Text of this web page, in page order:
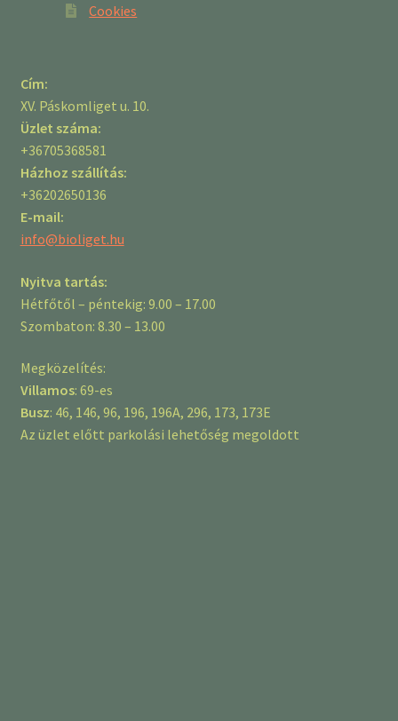
Cookies
Cím:
XV. Páskomliget u. 10.
Üzlet száma:
+36705368581
Házhoz szállítás:
+36202650136
E-mail:
info@bioliget.hu
Nyitva tartás:
Hétfőtől – péntekig: 9.00 – 17.00
Szombaton: 8.30 – 13.00
Megközelítés:
Villamos: 69-es
Busz: 46, 146, 96, 196, 196A, 296, 173, 173E
Az üzlet előtt parkolási lehetőség megoldott